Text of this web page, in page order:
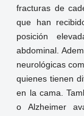
fracturas de
que han
posición
abdominal.
neurológicas
quienes tienen
en la cama.
o Alzheimer